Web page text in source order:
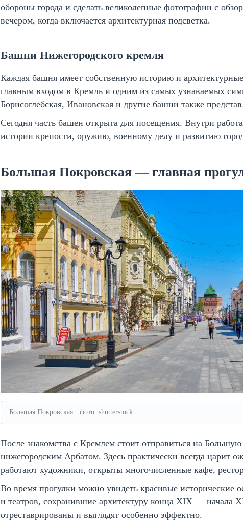
обороны города и сделать великолепные фотографии с
вечером, когда включается архитектурная подсветка.
Башни Нижегородского кремля
Каждая башня имеет собственную историю и
главным входом в Кремль и одним из самых узнаваемых
Борисоглебская, Ивановская и другие башни также
Сегодня часть башен открыта для посещения. Внутри
истории крепости, оружию, военному делу и развитию
Большая Покровская — главная
Большая Покровская · фото: shutterstock
После знакомства с Кремлем стоит отправиться на
нижегородским Арбатом. Здесь практически всегда царит
работают художники, открыты многочисленные кафе,
Во время прогулки можно увидеть красивые исторические
и театров, сохранившие архитектуру конца XIX — начала
отреставрированы и выглядят особенно эффектно.